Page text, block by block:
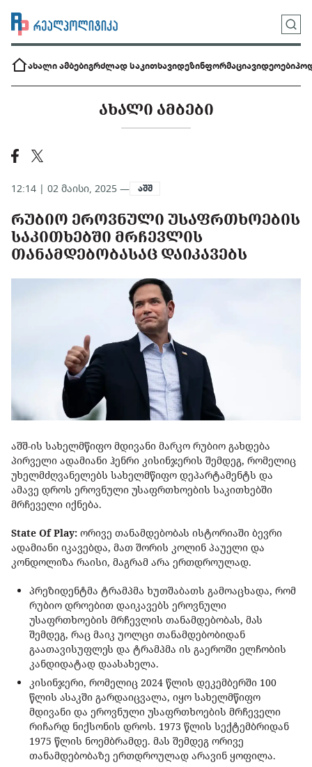
ახალი ამბებიგრძლად საკითხავიდეზინფორმაციავიდეოები
ᲐᲮᲐᲚᲘ ᲐᲛᲑᲔᲑᲘ
12:14 | 02 მაისი, 2025 — აშშ
ᲠᲣᲑᲘᲝ ᲔᲠᲝᲕᲜᲣᲚᲘ ᲣᲡᲐᲤᲠᲗᲮᲝᲔᲑᲘᲡ
ᲡᲐᲙᲘᲗᲮᲔᲑᲨᲘ ᲛᲠᲩᲔᲕᲚᲘᲡ
ᲗᲐᲜᲐᲛᲓᲔᲑᲝᲑᲐᲡᲐᲪ ᲓᲐᲘᲙᲐᲕᲔᲑᲡ
აშშ-ის სახელმწიფო მდივანი მარკო რუბიო გახდება
პირველი ადამიანი ჰენრი კისინჯერის შემდეგ, რომელიც
უხელმძღვანელებს სახელმწიფო დეპარტამენტს და
ამავე დროს ეროვნული უსაფრთხოების საკითხებში
მრჩეველი იქნება.
State Of Play: ორივე თანამდებობას ისტორიაში ბევრი
ადამიანი იკავებდა, მათ შორის კოლინ პაუელი და
კონდოლიზა რაისი, მაგრამ არა ერთდროულად.
პრეზიდენტმა ტრამპმა ხუთშაბათს გამოაცხადა, რომ
რუბიო დროებით დაიკავებს ეროვნული
უსაფრთხოების მრჩევლის თანამდებობას, მას
შემდეგ, რაც მაიკ უოლცი თანამდებობიდან
გაათავისუფლეს და ტრამპმა ის გაეროში ელჩობის
კანდიდატად დაასახელა.
კისინჯერი, რომელიც 2024 წლის დეკემბერში 100
წლის ასაკში გარდაიცვალა, იყო სახელმწიფო
მდივანი და ეროვნული უსაფრთხოების მრჩეველი
რიჩარდ ნიქსონის დროს. 1973 წლის სექტემბრიდან
1975 წლის ნოემბრამდე. მას შემდეგ ორივე
თანამდებობაზე ერთდროულად არავინ ყოფილა.